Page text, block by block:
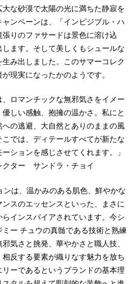
な砂漠で太陽の光に満ちた静寂を
ンペーンは、「インビジブル・ハ
りのファサードは景色に溶け込
ます。そして美しくもシュールな
み出しました。このサマーコレク
現実になったかのようです。
、ロマンチックな無邪気さをイメー
しい感触、抱擁の温かさ。私にと
の逃避、大自然とありのままの風
では、ディテールすべてが新たな
ションを感じさせてくれます。」
クター サンドラ・チョイ
ンは、温かみのある肌色、鮮やかな
スのエッセンスといった、まさに
インスパイアされています。今シ
ー チュウの真髄である技術と熟練
気さと挑発、華やかさと職人技、
反する要素が織りなす魅力を放ち
ーであるというブランドの基本理